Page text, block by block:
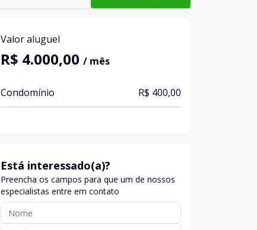
Valor aluguel
R$ 4.000,00 / mês
Condomínio R$ 400,00
Está interessado(a)?
Preencha os campos para que um de nossos
especialistas entre em contato